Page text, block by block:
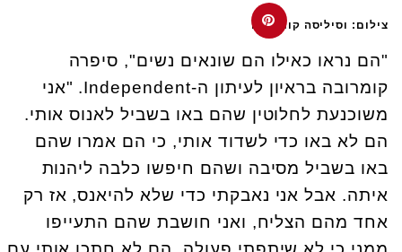
צילום: וסיליסה קומרובה
"הם נראו כאילו הם שונאים נשים", סיפרה
קומרובה בראיון לעיתון ה-Independent. "אני
משוכנעת לחלוטין שהם באו בשביל לאנוס אותי.
הם לא באו כדי לשדוד אותי, כי הם אמרו שהם
באו בשביל מסיבה ושהם חיפשו כלבה ליהנות
איתה. אבל אני נאבקתי כדי שלא להיאנס, אז רק
אחד מהם הצליח, ואני חושבת שהם התעייפו